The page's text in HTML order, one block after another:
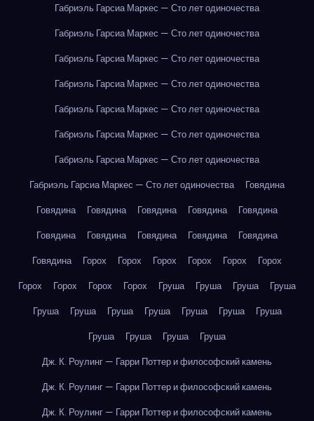
Габриэль Гарсиа Маркес — Сто лет одиночества
Габриэль Гарсиа Маркес — Сто лет одиночества
Габриэль Гарсиа Маркес — Сто лет одиночества
Габриэль Гарсиа Маркес — Сто лет одиночества
Габриэль Гарсиа Маркес — Сто лет одиночества
Габриэль Гарсиа Маркес — Сто лет одиночества
Габриэль Гарсиа Маркес — Сто лет одиночества
Габриэль Гарсиа Маркес — Сто лет одиночества
Говядина
Говядина
Говядина Говядина Говядина
Говядина
Говядина
Говядина Говядина Говядина
Говядина
Говядина
Горох Горох Горох Горох Горох
Горох
Горох
Горох Горох Горох Груша Груша Груша
Груша
Груша
Груша Груша Груша Груша Груша
Груша
Груша
Груша Груша
Груша
Дж. К. Роулинг — Гарри Поттер и философский камень
Дж. К. Роулинг — Гарри Поттер и философский камень
Дж. К. Роулинг — Гарри Поттер и философский камень